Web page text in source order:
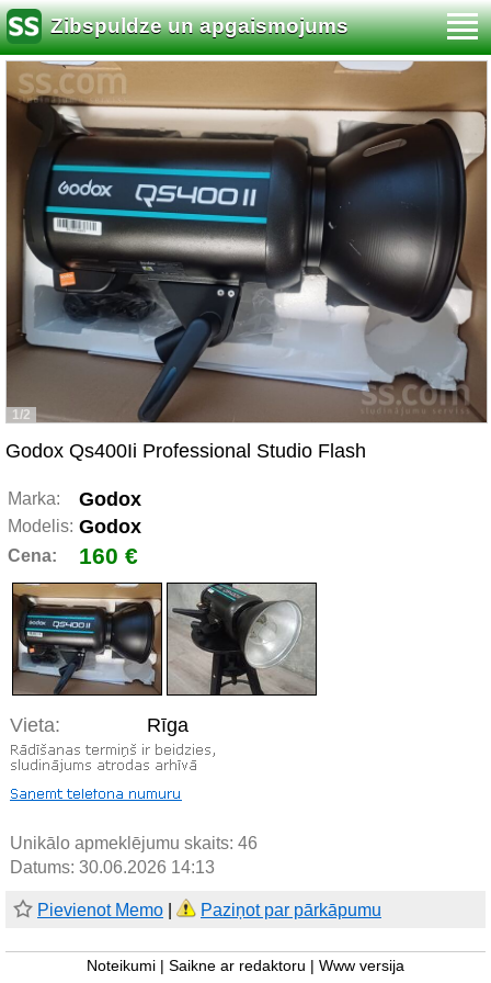
Zibspuldze un apgaismojums
1/2
Godox Qs400Ii Professional Studio Flash
Marka: Godox
Modelis: Godox
Cena: 160 €
Vieta: Rīga
Unikālo apmeklējumu skaits: 46
Datums: 30.06.2026 14:13
Pievienot Memo Paziņot par pārkāpumu
Noteikumi Saikne ar redaktoru Www versija